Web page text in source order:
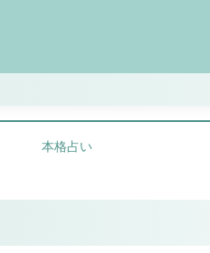
本格占い